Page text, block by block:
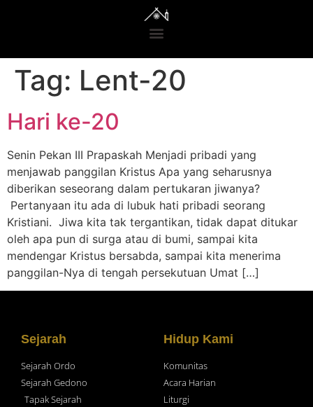
Tag: Lent-20
Hari ke-20
Senin Pekan III Prapaskah Menjadi pribadi yang
menjawab panggilan Kristus Apa yang seharusnya
diberikan seseorang dalam pertukaran jiwanya?
Pertanyaan itu ada di lubuk hati pribadi seorang
Kristiani. Jiwa kita tak tergantikan, tidak dapat ditukar
oleh apa pun di surga atau di bumi, sampai kita
mendengar Kristus bersabda, sampai kita menerima
panggilan-Nya di tengah persekutuan Umat […]
Sejarah
Sejarah Ordo
Sejarah Gedono
Tapak Sejarah
Hidup Kami
Komunitas
Acara Harian
Liturgi